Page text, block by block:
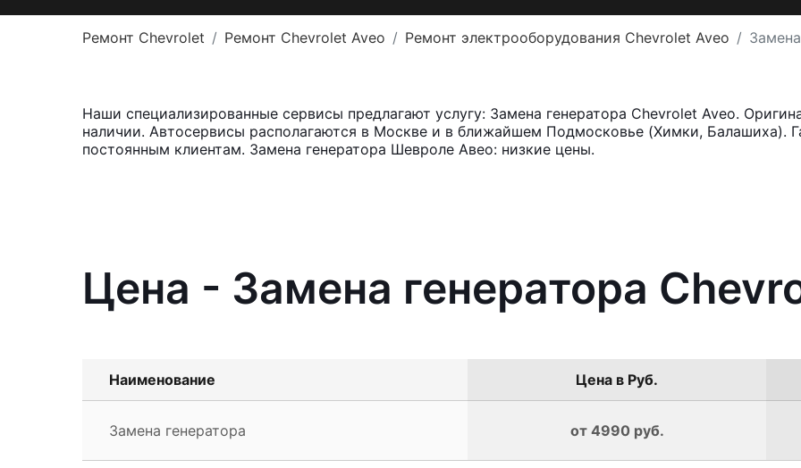
Ремонт Chevrolet Ремонт Chevrolet Aveo Ремонт электрооборудования Chevrolet Aveo
Наши специализированные сервисы предлагают услугу: Замена генератора Chevrolet Aveo.
наличии. Автосервисы располагаются в Москве и в ближайшем Подмосковье (Химки, Балашиха).
постоянным клиентам. Замена генератора Шевроле Авео: низкие цены.
Цена - Замена генератора
Наименование Цена в Руб.
Замена генератора от 4990 руб.